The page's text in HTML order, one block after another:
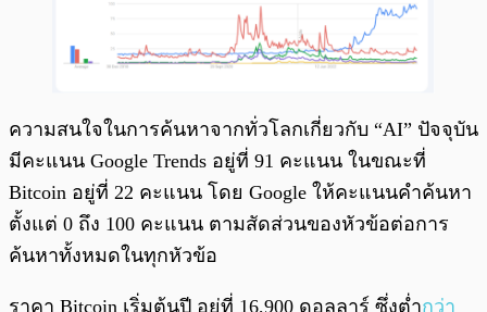
ความสนใจในการค้นหาจากทั่วโลกเกี่ยวกับ “AI” ปัจจุบัน
มีคะแนน Google Trends อยู่ที่ 91 คะแนน ในขณะที่
Bitcoin อยู่ที่ 22 คะแนน โดย Google ให้คะแนนคำค้นหา
ตั้งแต่ 0 ถึง 100 คะแนน ตามสัดส่วนของหัวข้อต่อการ
ค้นหาทั้งหมดในทุกหัวข้อ
ราคา Bitcoin เริ่มต้นปี อยู่ที่ 16,900 ดอลลาร์ ซึ่งต่ำกว่า